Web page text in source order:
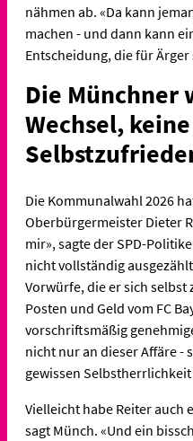
nähmen ab. «Da kann
machen - und dann kann
Entscheidung, die für
Die Münchner
Wechsel, keine
Die Kommunalwahl 2026
Oberbürgermeister Dieter
mir», sagte der SPD-
nicht vollständig
Vorwürfe, die er sich selbst
Posten und Geld vom FC
vorschriftsmäßig
nicht nur an dieser Affäre -
gewissen
Vielleicht habe Reiter auch
sagt Münch. «Und ein